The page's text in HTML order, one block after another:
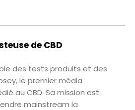
de CBD
des tests produits et des
le premier média
au CBD. Sa mission est
mainstream la